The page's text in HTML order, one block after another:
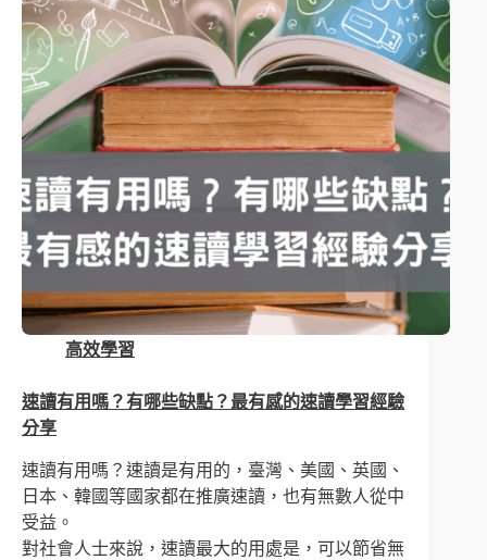
高效學習
速讀有用嗎？有哪些缺點？最有感的速讀學習經驗
分享
速讀有用嗎？速讀是有用的，臺灣、美國、英國、
日本、韓國等國家都在推廣速讀，也有無數人從中
受益。
對社會人士來說，速讀最大的用處是，可以節省無